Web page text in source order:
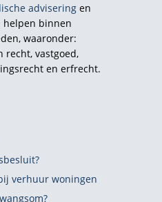
adviseringen
helpen binnen
waaronder:
recht, vastgoed,
en erfrecht.
verhuur woningen